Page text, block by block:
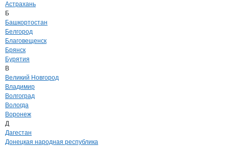
Астрахань
Б
Башкортостан
Белгород
Благовещенск
Брянск
Бурятия
В
Великий Новгород
Владимир
Волгоград
Вологда
Воронеж
Д
Дагестан
Донецкая народная республика